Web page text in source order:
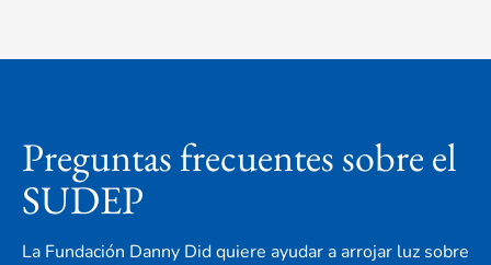
Preguntas frecuentes sobre el
SUDEP
La Fundación Danny Did quiere ayudar a arrojar luz sobre